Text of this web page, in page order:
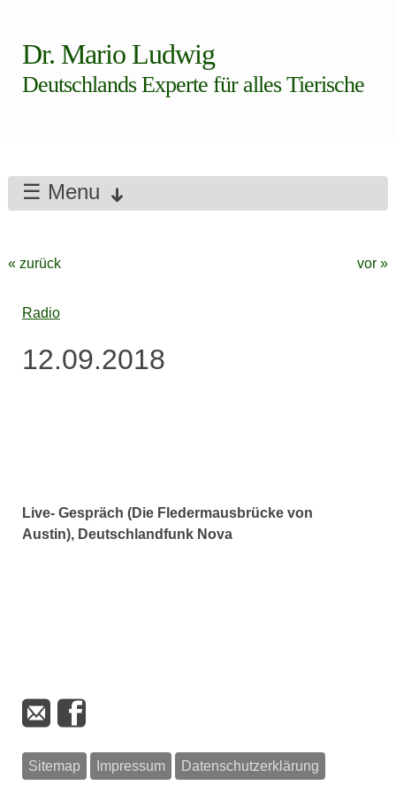
Dr. Mario Ludwig
Deutschlands Experte für alles Tierische
☰ Menu
« zurück vor »
Radio
12.09.2018
Live- Gespräch (Die Fledermausbrücke von
Austin), Deutschlandfunk Nova
Sitemap Impressum Datenschutzerklärung